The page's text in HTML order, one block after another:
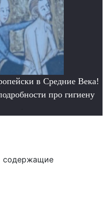
в Средние Века!
про гигиену
содержащие